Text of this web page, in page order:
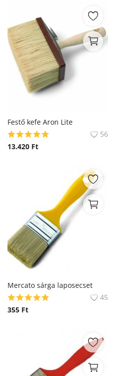
Festő kefe Aron Lite
56
13.420 Ft
Mercato sárga laposecset
45
355 Ft